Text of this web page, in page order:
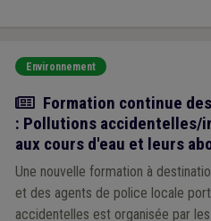
Environnement
Actualité
Formation continue
: Pollutions
aux cours d'eau et leurs
Une nouvelle formation à
et des agents de police locale
accidentelles est organisée par